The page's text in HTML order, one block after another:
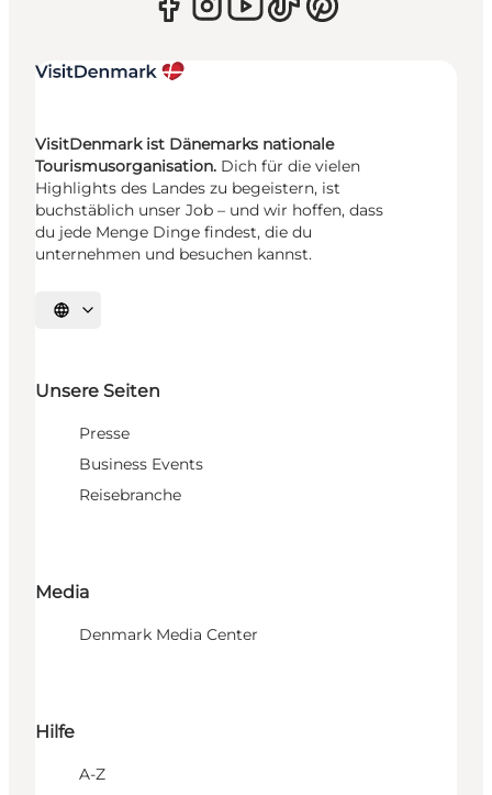
VisitDenmark ist Dänemarks nationale
Tourismusorganisation. Dich für die vielen
Highlights des Landes zu begeistern, ist
buchstäblich unser Job – und wir hoffen, dass
du jede Menge Dinge findest, die du
unternehmen und besuchen kannst.
Sprache auswählen
Unsere Seiten
Presse
Business Events
Reisebranche
Media
Denmark Media Center
Hilfe
A-Z